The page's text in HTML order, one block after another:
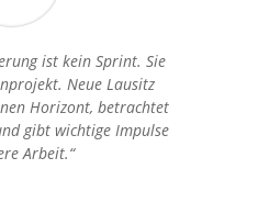
ist kein Sprint. Sie
Neue Lausitz
Horizont, betrachtet
gibt wichtige Impulse
Arbeit.“